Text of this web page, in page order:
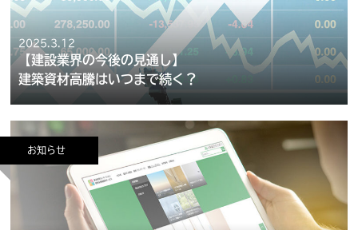
2025.3.12
【建設業界の今後の見通し】
建築資材高騰はいつまで続く？
お知らせ